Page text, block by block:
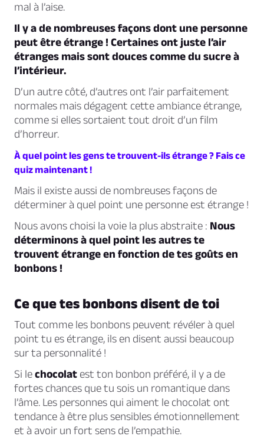
mal à l’aise.
Il y a de nombreuses façons dont une personne
peut être étrange ! Certaines ont juste l’air
étranges mais sont douces comme du sucre à
l’intérieur.
D’un autre côté, d’autres ont l’air parfaitement
normales mais dégagent cette ambiance étrange,
comme si elles sortaient tout droit d’un film
d’horreur.
À quel point les gens te trouvent-ils étrange ? Fais ce
quiz maintenant !
Mais il existe aussi de nombreuses façons de
déterminer à quel point une personne est étrange !
Nous avons choisi la voie la plus abstraite : Nous
déterminons à quel point les autres te
trouvent étrange en fonction de tes goûts en
bonbons !
Ce que tes bonbons disent de toi
Tout comme les bonbons peuvent révéler à quel
point tu es étrange, ils en disent aussi beaucoup
sur ta personnalité !
Si lechocolat est ton bonbon préféré, il y a de
fortes chances que tu sois un romantique dans
l’âme. Les personnes qui aiment le chocolat ont
tendance à être plus sensibles émotionnellement
et à avoir un fort sens de l’empathie.